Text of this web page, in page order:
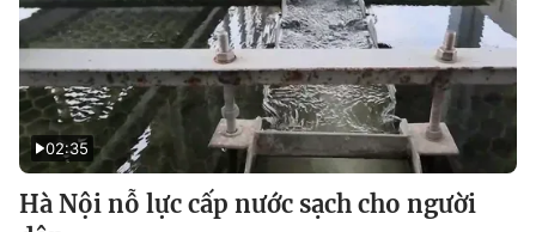
02:35
Hà Nội nỗ lực cấp nước sạch cho người